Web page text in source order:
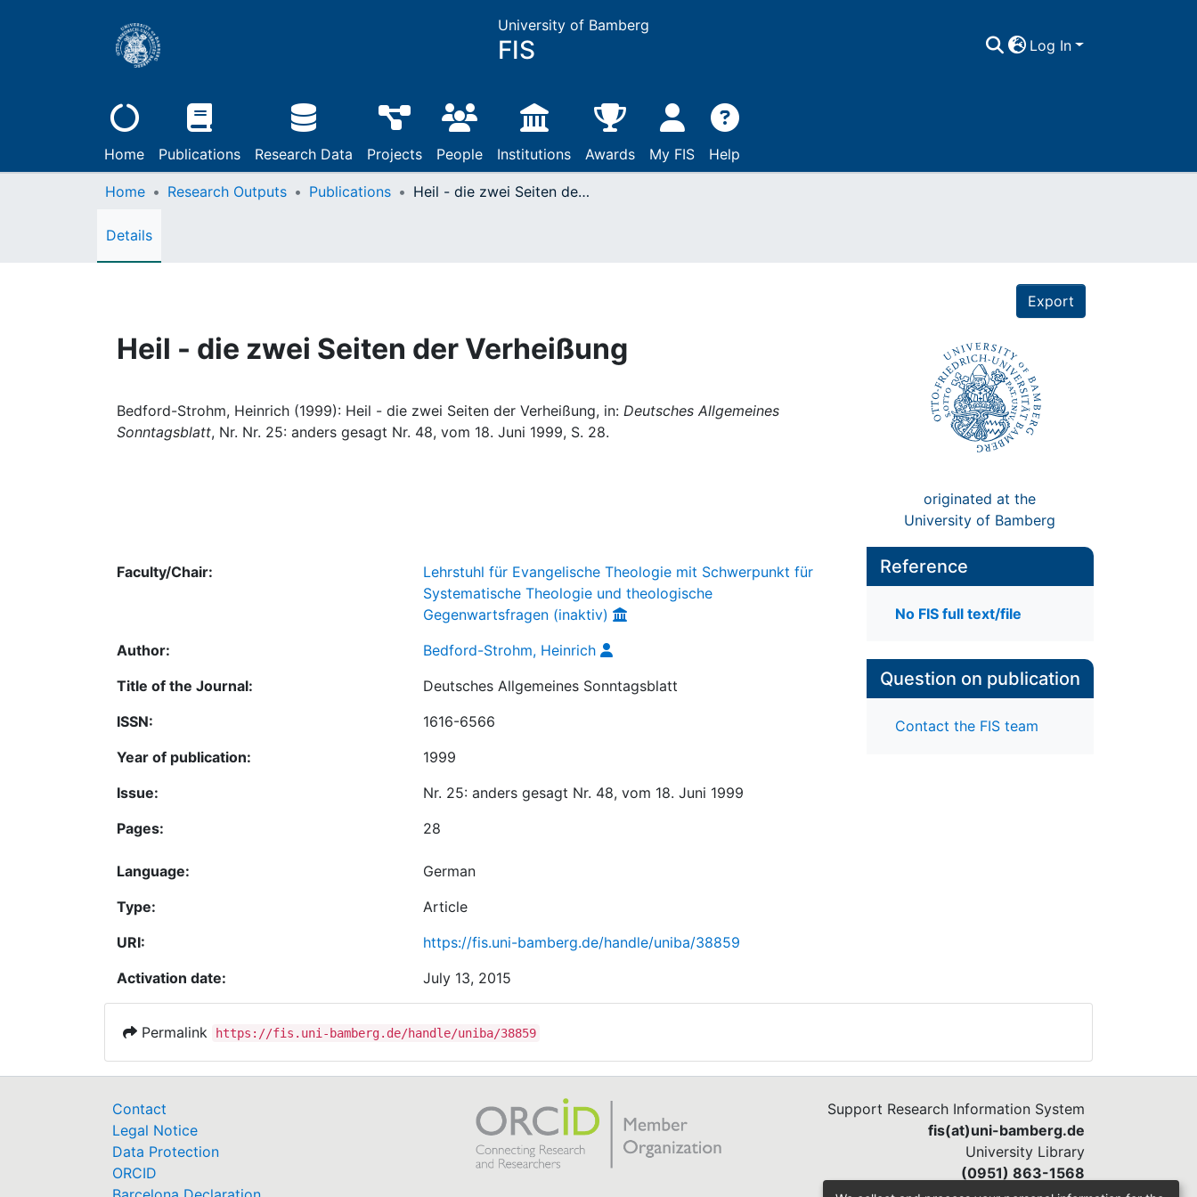
University of Bamberg
FIS Log In
Home Publications Research Data Projects People Institutions Awards My FIS Help
Home Research Outputs Publications Heil - die zwei Seiten der Verheißung
Details
Export
Heil - die zwei Seiten der Verheißung
Bedford-Strohm, Heinrich (1999): Heil - die zwei Seiten der Verheißung, in: Deutsches Allgemeines
Sonntagsblatt, Nr. Nr. 25: anders gesagt Nr. 48, vom 18. Juni 1999, S. 28.
originated at the
University of Bamberg
Faculty/Chair:
Lehrstuhl für Evangelische Theologie mit Schwerpunkt für
Systematische Theologie und theologische
Gegenwartsfragen (inaktiv)
Author:
Bedford-Strohm, Heinrich
Title of the Journal:
Deutsches Allgemeines Sonntagsblatt
ISSN:
1616-6566
Year of publication:
1999
Issue:
Nr. 25: anders gesagt Nr. 48, vom 18. Juni 1999
Pages:
28
Language:
German
Type:
Article
URI:
https://fis.uni-bamberg.de/handle/uniba/38859
Activation date:
July 13, 2015
Reference
No FIS full text/file
Question on publication
Contact the FIS team
Permalink https://fis.uni-bamberg.de/handle/uniba/38859
Contact
Legal Notice
Data Protection
ORCID
Support Research Information System
fis(at)uni-bamberg.de
University Library
(0951) 863-1568